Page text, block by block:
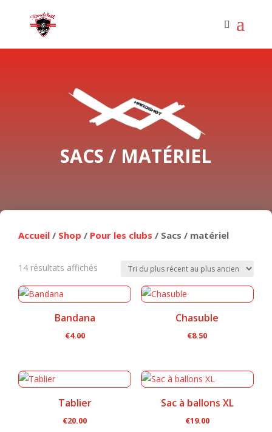
SACS / MATÉRIEL
Accueil / Shop / Pour les clubs / Sacs / matériel
14 résultats affichés
Bandana
€4.00
Chasuble
€8.50
Tablier
€20.00
Sac à ballons XL
€19.00